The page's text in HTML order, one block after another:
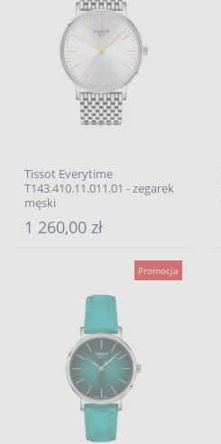
Tissot Everytime
T143.410.11.011.01 - zegarek
męski
1 260,00 zł
Promocja